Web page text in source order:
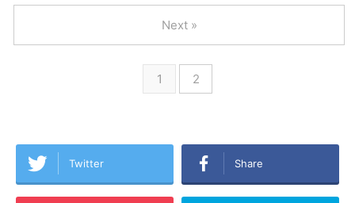
1 2
Next »
Twitter Share